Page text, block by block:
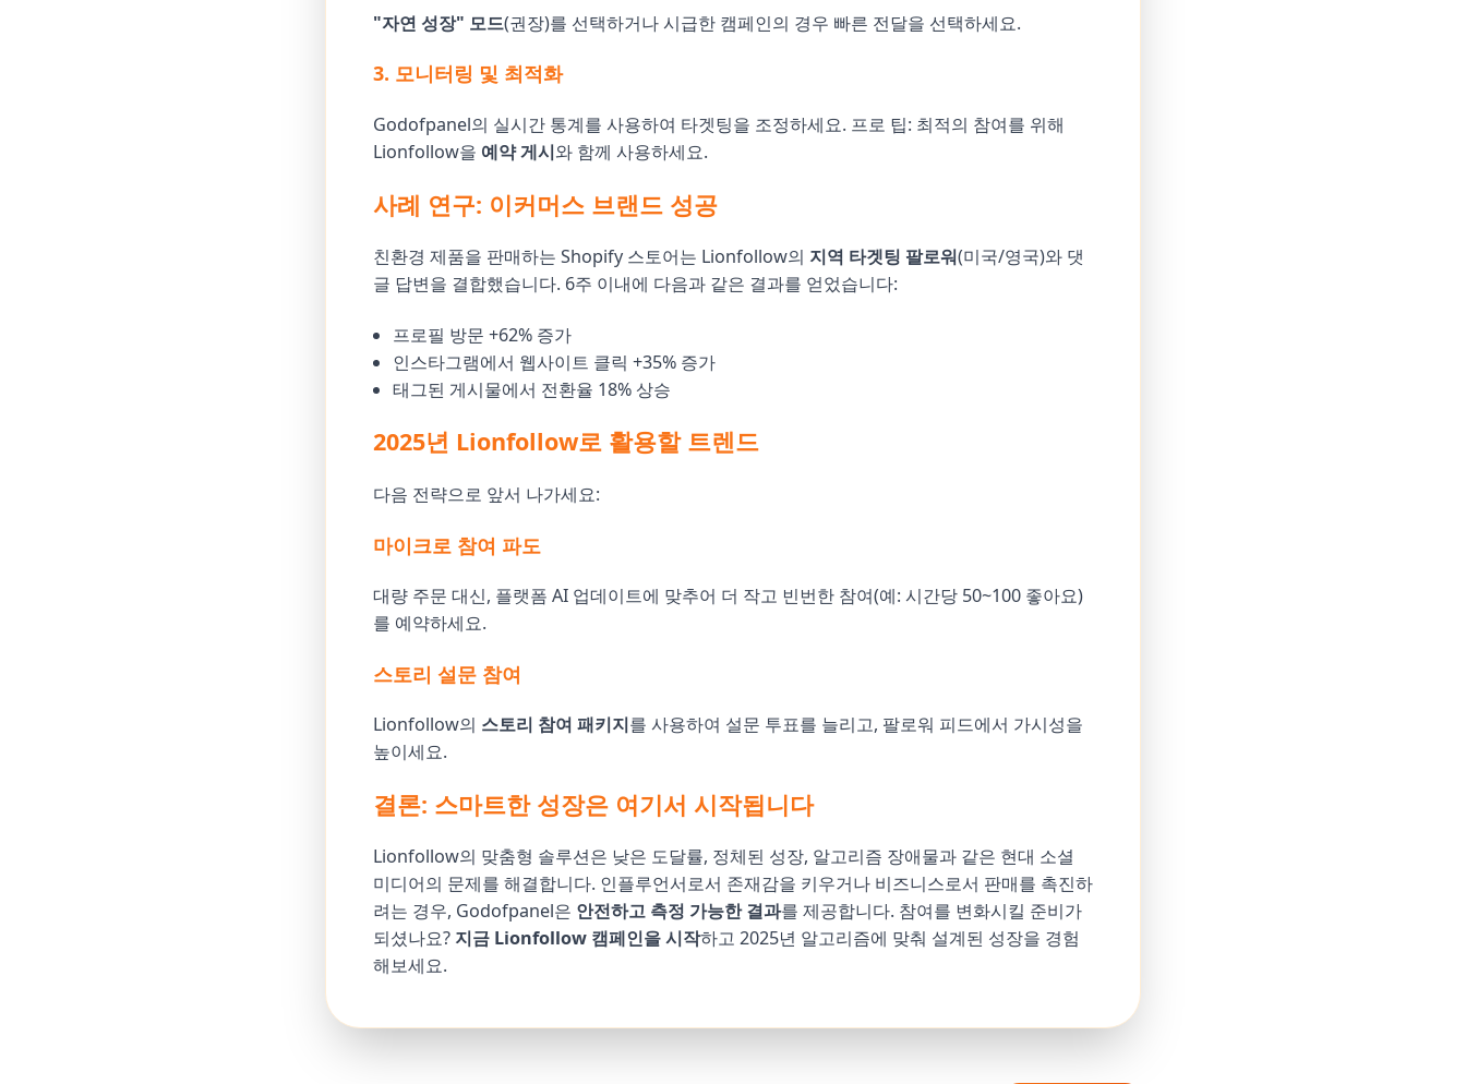
"자연 성장" 모드(권장)를 선택하거나 시급한 캠페인의 경우 빠른 전달을 선택하세요.
3. 모니터링 및 최적화
Godofpanel의 실시간 통계를 사용하여 타겟팅을 조정하세요. 프로 팁: 최적의 참여를 위해
Lionfollow을 예약 게시와 함께 사용하세요.
사례 연구: 이커머스 브랜드 성공
친환경 제품을 판매하는 Shopify 스토어는 Lionfollow의 지역 타겟팅 팔로워(미국/영국)와 댓
글 답변을 결합했습니다. 6주 이내에 다음과 같은 결과를 얻었습니다:
프로필 방문 +62% 증가
인스타그램에서 웹사이트 클릭 +35% 증가
태그된 게시물에서 전환율 18% 상승
2025년 Lionfollow로 활용할 트렌드
다음 전략으로 앞서 나가세요:
마이크로 참여 파도
대량 주문 대신, 플랫폼 AI 업데이트에 맞추어 더 작고 빈번한 참여(예: 시간당 50~100 좋아요)
를 예약하세요.
스토리 설문 참여
Lionfollow의 스토리 참여 패키지를 사용하여 설문 투표를 늘리고, 팔로워 피드에서 가시성을
높이세요.
결론: 스마트한 성장은 여기서 시작됩니다
Lionfollow의 맞춤형 솔루션은 낮은 도달률, 정체된 성장, 알고리즘 장애물과 같은 현대 소셜
미디어의 문제를 해결합니다. 인플루언서로서 존재감을 키우거나 비즈니스로서 판매를 촉진하
려는 경우, Godofpanel은 안전하고 측정 가능한 결과를 제공합니다. 참여를 변화시킬 준비가
되셨나요? 지금 Lionfollow 캠페인을 시작하고 2025년 알고리즘에 맞춰 설계된 성장을 경험
해보세요.